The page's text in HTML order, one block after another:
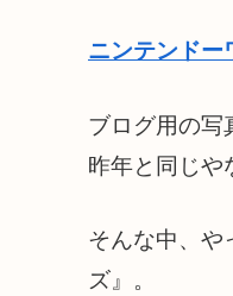
ニンテンドー
ブログ用の写
昨年と同じや
そんな中、や
ズ』。